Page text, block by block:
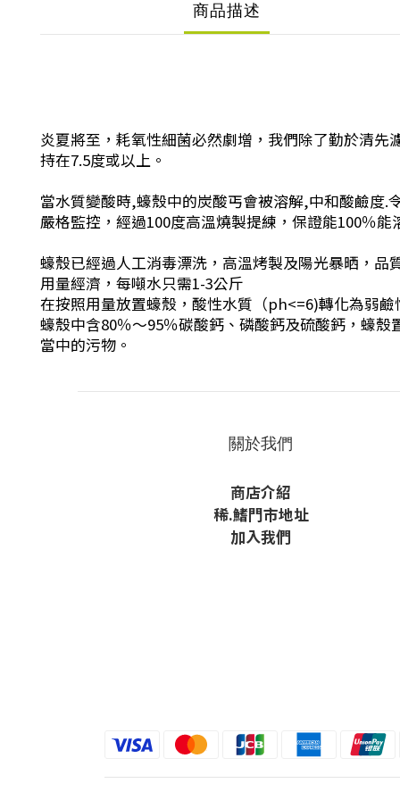
商品描述
炎夏將至，耗氧性細菌必然劇增，我們除了勤於清
持在7.5度或以上。
當水質變酸時,蠔殼中的炭酸丐會被溶解,中和酸鹼度
嚴格監控，經過100度高溫燒製提練，保證能100％
蠔殼已經過人工消毒漂洗，高溫烤製及陽光暴晒，品
用量經濟，每噸水只需1-3公斤
在按照用量放置蠔殼，酸性水質（ph<=6)轉化為弱
蠔殼中含80％～95％碳酸鈣、磷酸鈣及硫酸鈣，蠔
當中的污物。
關於我們
商店介紹
稀.鰭門市地址
加入我們